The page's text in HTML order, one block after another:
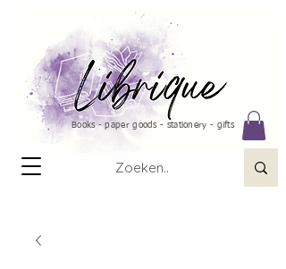
Books - paper goods - stationery - gifts